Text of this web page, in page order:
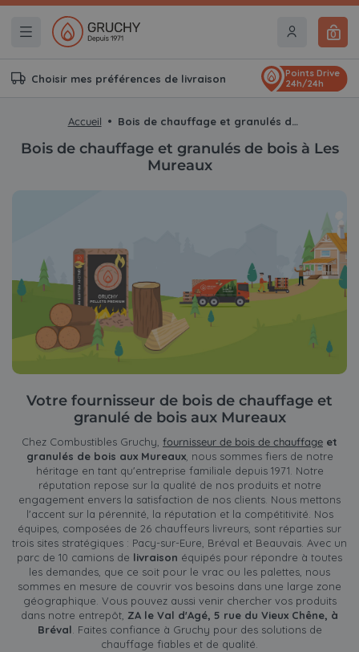
0
Choisir mes préférences de livraison
Points Drive
24h/24h
Accueil Bois de chauffage et granulés de bois à Les Mureaux
Bois de chauffage et granulés de bois à Les
Mureaux
Votre fournisseur de bois de chauffage et
granulé de bois aux Mureaux
Chez Combustibles Gruchy, fournisseur de bois de chauffage et
granulés de bois aux Mureaux, nous sommes fiers de notre
héritage en tant qu'entreprise familiale depuis 1971. Notre
réputation repose sur la qualité de nos produits et notre
engagement envers la satisfaction de nos clients. Nous mettons
l'accent sur la pérennité, la réputation et la compétitivité. Nos
équipes, composées de 26 chauffeurs livreurs, sont réparties sur
trois sites stratégiques : Pacy-sur-Eure, Bréval et Beauvais. Avec un
parc de 10 camions de livraison équipés pour répondre à toutes
les demandes, que ce soit pour le vrac ou les palettes, nous
sommes en mesure de couvrir vos besoins dans une large zone
géographique. Vous pouvez aussi venir chercher vos produits
dans notre entrepôt, ZA le Val d'Agé, 5 rue du Vieux Chêne, à
Bréval. Faites confiance à Gruchy pour des solutions de
chauffage fiables et de qualité.